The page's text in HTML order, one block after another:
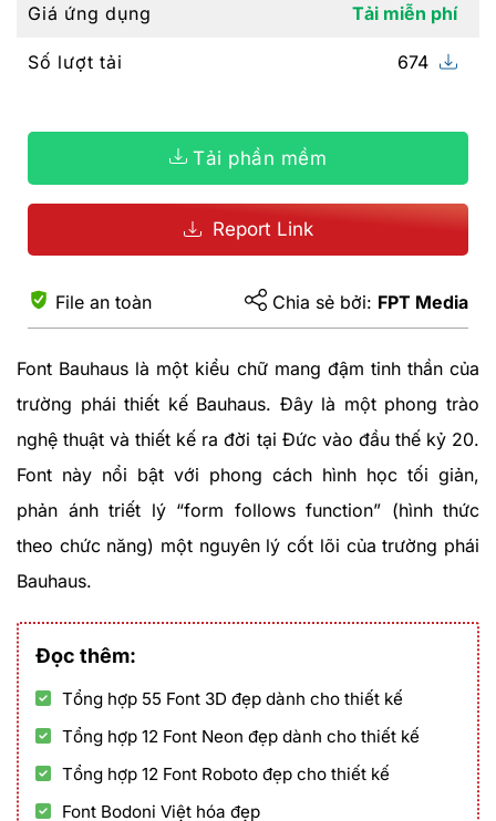
Giá ứng dụng Tải miễn phí
Số lượt tải 674
Tải phần mềm
Report Link
File an toàn Chia sẻ bởi: FPT Media
Font Bauhaus là một kiểu chữ mang đậm tinh thần của
trường phái thiết kế Bauhaus. Đây là một phong trào
nghệ thuật và thiết kế ra đời tại Đức vào đầu thế kỷ 20.
Font này nổi bật với phong cách hình học tối giản,
phản ánh triết lý “form follows function” (hình thức
theo chức năng) một nguyên lý cốt lõi của trường phái
Bauhaus.
Đọc thêm:
Tổng hợp 55 Font 3D đẹp dành cho thiết kế
Tổng hợp 12 Font Neon đẹp dành cho thiết kế
Tổng hợp 12 Font Roboto đẹp cho thiết kế
Font Bodoni Việt hóa đẹp